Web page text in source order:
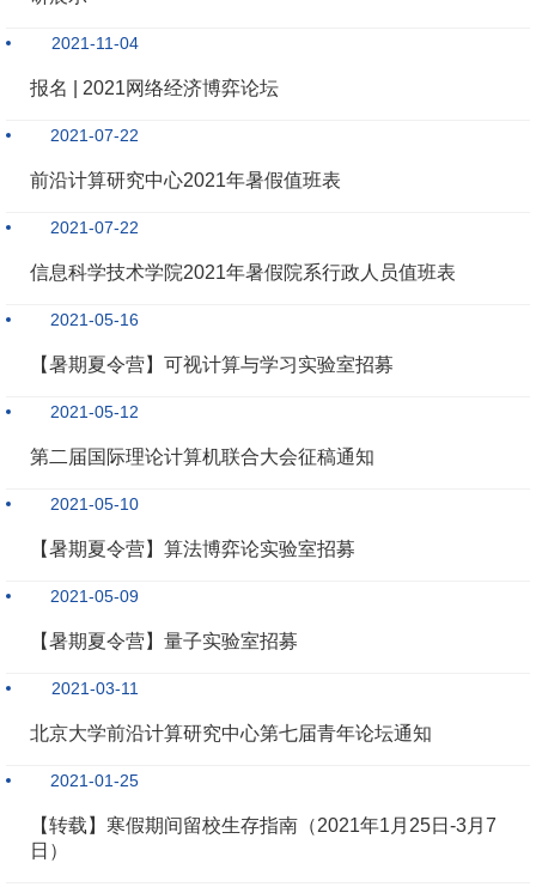
2021-11-04
报名 | 2021网络经济博弈论坛
2021-07-22
前沿计算研究中心2021年暑假值班表
2021-07-22
信息科学技术学院2021年暑假院系行政人员值班表
2021-05-16
【暑期夏令营】可视计算与学习实验室招募
2021-05-12
第二届国际理论计算机联合大会征稿通知
2021-05-10
【暑期夏令营】算法博弈论实验室招募
2021-05-09
【暑期夏令营】量子实验室招募
2021-03-11
北京大学前沿计算研究中心第七届青年论坛通知
2021-01-25
【转载】寒假期间留校生存指南（2021年1月25日-3月7
日）